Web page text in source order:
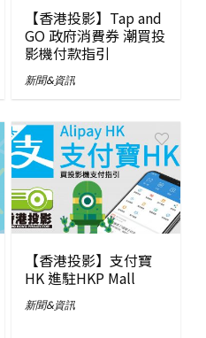
【香港投影】Tap and
GO 政府消費券 潮買投
影機付款指引
新聞&資訊
【香港投影】支付寶
HK 進駐HKP Mall
新聞&資訊